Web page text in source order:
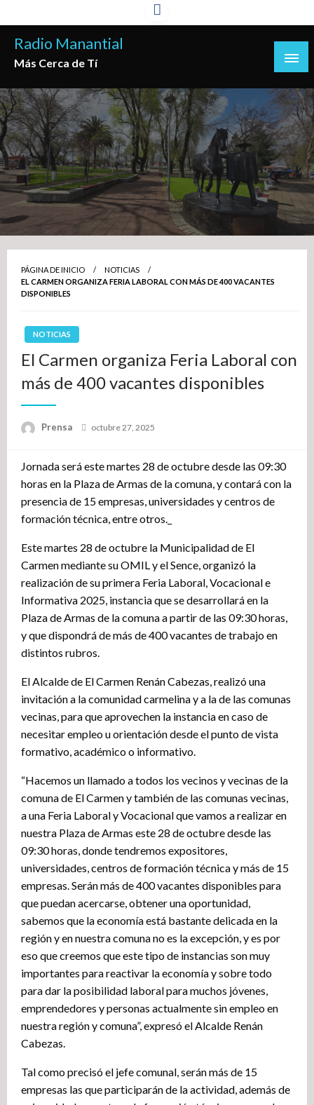
al
contenido
Radio Manantial
Más Cerca de Tí
PÁGINA DE INICIO
NOTICIAS
EL CARMEN ORGANIZA FERIA LABORAL CON MÁS DE 400 VACANTES
DISPONIBLES
NOTICIAS
El Carmen organiza Feria Laboral con
más de 400 vacantes disponibles
Prensa
Publicado
octubre 27, 2025
Jornada será este martes 28 de octubre desde las 09:30
horas en la Plaza de Armas de la comuna, y contará con la
presencia de 15 empresas, universidades y centros de
formación técnica, entre otros._
Este martes 28 de octubre la Municipalidad de El
Carmen mediante su OMIL y el Sence, organizó la
realización de su primera Feria Laboral, Vocacional e
Informativa 2025, instancia que se desarrollará en la
Plaza de Armas de la comuna a partir de las 09:30 horas,
y que dispondrá de más de 400 vacantes de trabajo en
distintos rubros.
El Alcalde de El Carmen Renán Cabezas, realizó una
invitación a la comunidad carmelina y a la de las comunas
vecinas, para que aprovechen la instancia en caso de
necesitar empleo u orientación desde el punto de vista
formativo, académico o informativo.
“Hacemos un llamado a todos los vecinos y vecinas de la
comuna de El Carmen y también de las comunas vecinas,
a una Feria Laboral y Vocacional que vamos a realizar en
nuestra Plaza de Armas este 28 de octubre desde las
09:30 horas, donde tendremos expositores,
universidades, centros de formación técnica y más de 15
empresas. Serán más de 400 vacantes disponibles para
que puedan acercarse, obtener una oportunidad,
sabemos que la economía está bastante delicada en la
región y en nuestra comuna no es la excepción, y es por
eso que creemos que este tipo de instancias son muy
importantes para reactivar la economía y sobre todo
para dar la posibilidad laboral para muchos jóvenes,
emprendedores y personas actualmente sin empleo en
nuestra región y comuna”, expresó el Alcalde Renán
Cabezas.
Tal como precisó el jefe comunal, serán más de 15
empresas las que participarán de la actividad, además de